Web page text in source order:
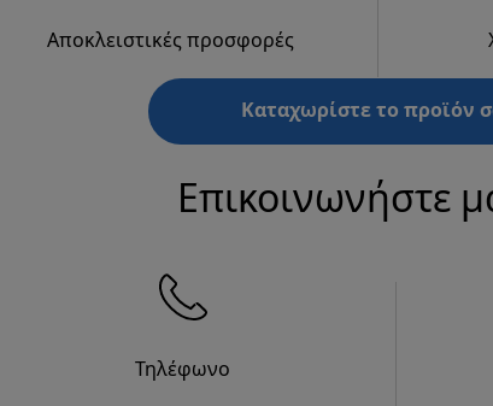
Αποκλειστικές προσφορές
Καταχωρίστε το προϊόν
Επικοινωνήστε
Τηλέφωνο